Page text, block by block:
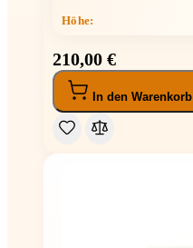
Höhe:
210,00 €
In den Warenkorb